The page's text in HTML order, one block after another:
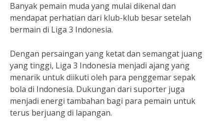
Banyak pemain muda yang mulai dikenal dan
mendapat perhatian dari klub-klub besar setelah
bermain di Liga 3 Indonesia.
Dengan persaingan yang ketat dan semangat juang
yang tinggi, Liga 3 Indonesia menjadi ajang yang
menarik untuk diikuti oleh para penggemar sepak
bola di Indonesia. Dukungan dari suporter juga
menjadi energi tambahan bagi para pemain untuk
terus berjuang di lapangan.